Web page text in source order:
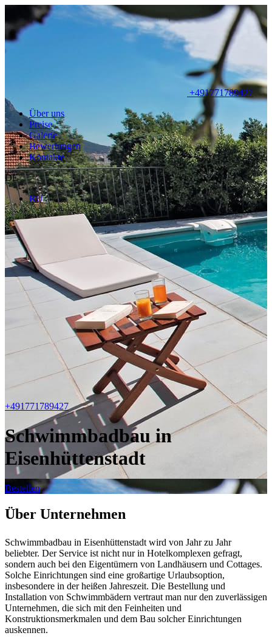
+491771789427
Über uns
Preise
Galerie
Bewertungen
Kontakte
DE
RU
+491771789427
Schwimmbadbau in
Eisenhüttenstadt
Bestellen
Über Unternehmen
Schwimmbadbau in Eisenhüttenstadt wird von Jahr zu Jahr
beliebter. Der Service ist nicht nur in Hotelkomplexen gefragt,
sondern auch bei den Eigentümern von Landhäusern und Cottages.
Solche Einrichtungen sind eine großartige Urlaubsoption,
insbesondere in der heißen Jahreszeit. Die Bestellung und
Installation von Schwimmbädern vertraut man nur den zuverlässigen
Unternehmen, die sich mit den Feinheiten und
Konstruktionsmerkmalen und dem Bau solcher Einrichtungen
auskennen.